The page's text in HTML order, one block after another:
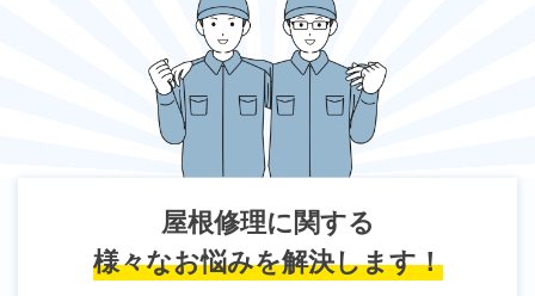
屋根修理に関する
様々なお悩みを解決します！